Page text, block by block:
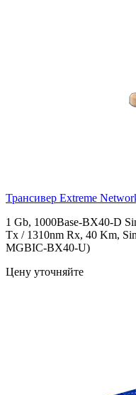
Трансивер Extreme
1 Gb, 1000Base-BX40-D
Tx / 1310nm Rx, 40 Km,
MGBIC-BX40-U)
Цену уточняйте